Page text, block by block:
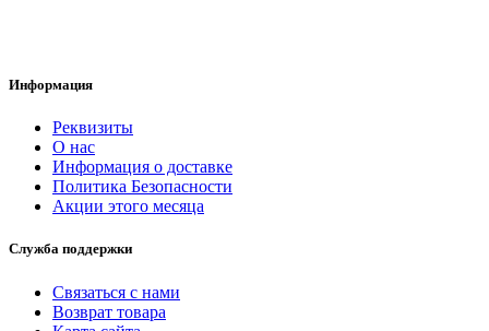
Информация
Реквизиты
О нас
Информация о доставке
Политика Безопасности
Акции этого месяца
Служба поддержки
Связаться с нами
Возврат товара